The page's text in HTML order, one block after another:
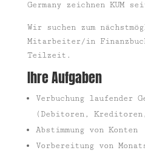
Germany zeichnen KUM
Wir suchen zum
Mitarbeiter/in
Teilzeit.
Ihre Aufgaben
Verbuchung laufender
(Debitoren,
Abstimmung von Konten
Vorbereitung von